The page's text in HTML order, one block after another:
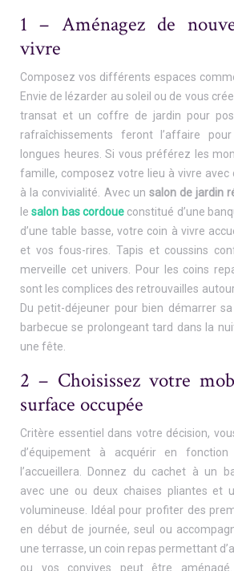
1 – Aménagez de
vivre
Composez vos différents espaces
Envie de lézarder au soleil ou de vous
transat et un coffre de jardin pour
rafraîchissements feront l’affaire
longues heures. Si vous préférez les
famille, composez votre lieu à vivre avec
à la convivialité. Avec un salon de jardin
lesalon bas cordoue constitué d’une
d’une table basse, votre coin à vivre
et vos fous-rires. Tapis et coussins
merveille cet univers. Pour les coins
sont les complices des retrouvailles
Du petit-déjeuner pour bien démarrer
barbecue se prolongeant tard dans la
une fête.
2 – Choisissez votre
surface occupée
Critère essentiel dans votre décision,
d’équipement à acquérir en
l’accueillera. Donnez du cachet à un
avec une ou deux chaises pliantes et
volumineuse. Idéal pour profiter des
en début de journée, seul ou
une terrasse, un coin repas permettant
ou vos convives peut être